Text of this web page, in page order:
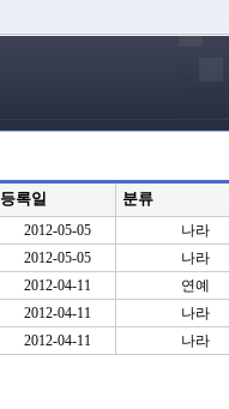
등록일 분류
2012-05-05 나라
2012-05-05
나라
2012-04-11
연예
2012-04-11
나라
2012-04-11
나라